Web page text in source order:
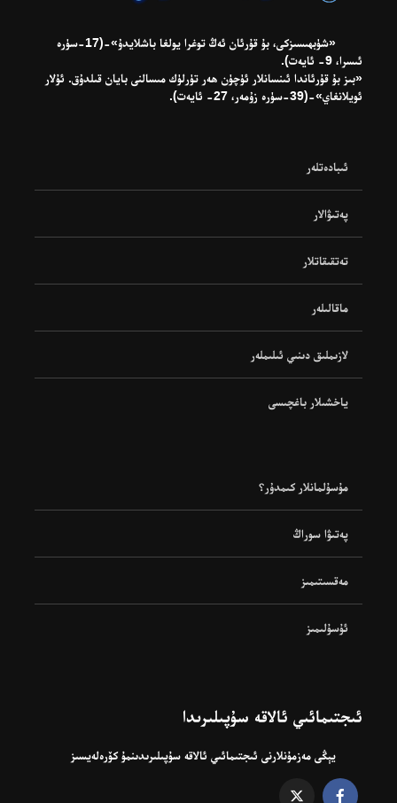
«شۈبھىسىزكى، بۇ قۇرئان ئەڭ توغرا يولغا باشلايدۇ»-(17-سۈرە
ئىسرا، 9- ئايەت).
«بىز بۇ قۇرئاندا ئىنسانلار ئۈچۈن ھەر تۈرلۈك مىسالنى بايان قىلدۇق. ئۇلار
ئويلانغاي»-(39-سۈرە زۇمەر، 27- ئايەت).
ئىبادەتلەر
پەتىۋالار
تەتقىقاتلار
ماقالىلەر
لازىملىق دىنىي ئىلىملەر
ياخشىلار باغچىسى
مۇسۇلمانلار كىمدۇر؟
پەتىۋا سوراڭ
مەقسىتىمىز
ئۇسۇلىمىز
ئىجتىمائىي ئالاقە سۇپىلىرىدا
يېڭى مەزمۇنلارنى ئىجتىمائىي ئالاقە سۇپىلىرىدىنمۇ كۆرەلەيسىز